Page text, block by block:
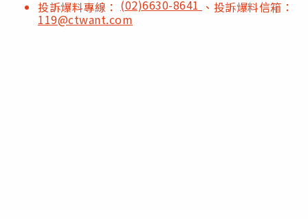
投訴爆料專線： (02)6630-8641 、投訴爆料信箱：
119@ctwant.com